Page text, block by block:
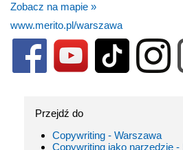
Zobacz na mapie »
www.merito.pl/warszawa
Przejdź do
Copywriting - Warszawa
Copywriting jako narzędzie -